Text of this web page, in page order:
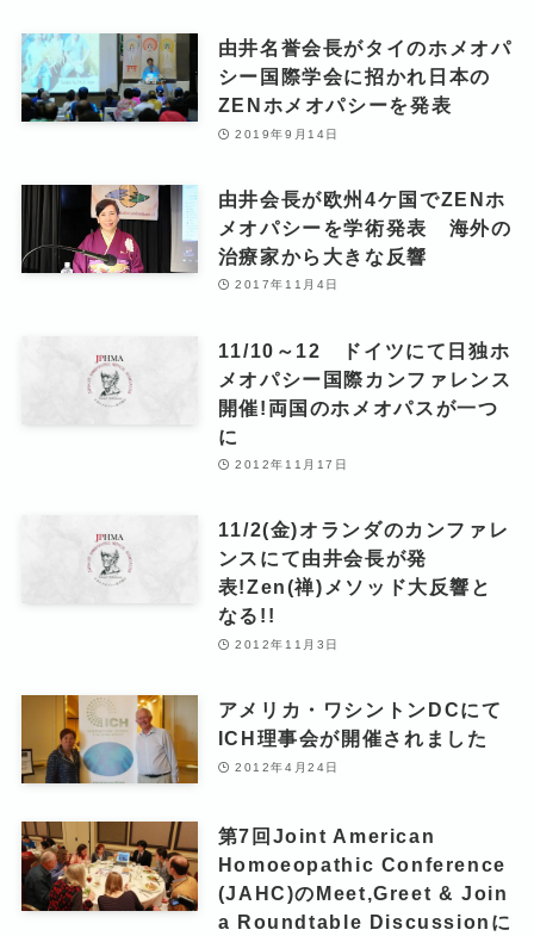
由井名誉会長がタイのホメオパ
シー国際学会に招かれ日本の
ZENホメオパシーを発表
2019年9月14日
由井会長が欧州4ケ国でZENホ
メオパシーを学術発表 海外の
治療家から大きな反響
2017年11月4日
11/10～12 ドイツにて日独ホ
メオパシー国際カンファレンス
開催!両国のホメオパスが一つ
に
2012年11月17日
11/2(金)オランダのカンファレ
ンスにて由井会長が発
表!Zen(禅)メソッド大反響と
なる!!
2012年11月3日
アメリカ・ワシントンDCにて
ICH理事会が開催されました
2012年4月24日
第7回Joint American
Homoeopathic Conference
(JAHC)のMeet,Greet & Join
a Roundtable Discussionに